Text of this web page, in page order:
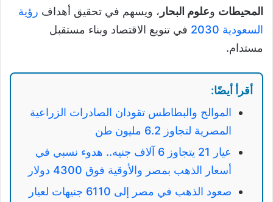
المحيطات وعلوم البحار ، ويسهم في تحقيق أهداف رؤية
السعودية 2030
في تنويع الاقتصاد وبناء مستقبل
مستدام.
أقرأ أيضًا:
الموالح والبطاطس تقودان الصادرات الزراعية
المصرية لتجاوز 6.2 مليون طن
عيار 21 يتجاوز 6 آلاف جنيه.. هدوء نسبي في
أسعار الذهب بمصر والأوقية فوق 4300 دولار
صعود الذهب في مصر إلى 6110 جنيهات لعيار